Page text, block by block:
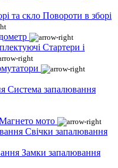
Повороти в зборі
Стартери і
Система запалювання
мото
Свічки запалювання
Замки запалювання